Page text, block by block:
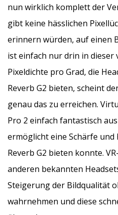
nun wirklich komplett der
gibt keine hässlichen
erinnern würden, auf einen
ist einfach nur drin in dieser
Pixeldichte pro Grad, die
Reverb G2 bieten, scheint
genau das zu erreichen.
Pro 2 einfach fantastisch
ermöglicht eine Schärfe
Reverb G2 bieten konnte.
anderen bekannten
Steigerung der Bildqualität
wahrnehmen und diese